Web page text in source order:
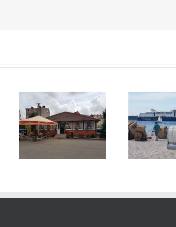
Summertime, Zeit für
einen Travel report